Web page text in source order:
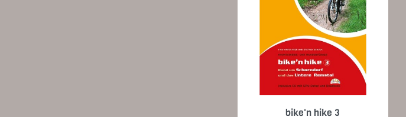
 Vorschau
bike'n hike 3